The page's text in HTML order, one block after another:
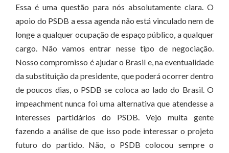
Essa é uma questão para nós absolutamente clara. O
apoio do PSDB a essa agenda não está vinculado nem de
longe a qualquer ocupação de espaço público, a qualquer
cargo. Não vamos entrar nesse tipo de negociação.
Nosso compromisso é ajudar o Brasil e, na eventualidade
da substituição da presidente, que poderá ocorrer dentro
de poucos dias, o PSDB se coloca ao lado do Brasil. O
impeachment nunca foi uma alternativa que atendesse a
interesses partidários do PSDB. Vejo muita gente
fazendo a análise de que isso pode interessar o projeto
futuro do partido. Não, o PSDB colocou sempre o